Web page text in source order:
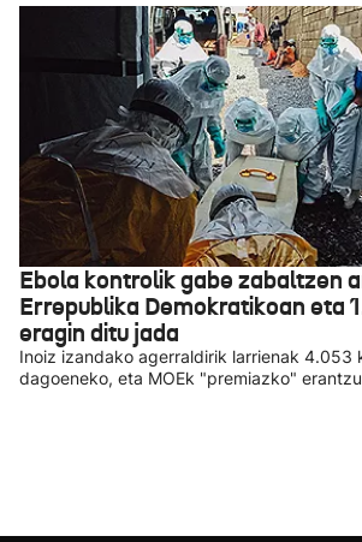
Ebola kontrolik gabe zabaltzen
Errepublika Demokratikoan eta
eragin ditu jada
Inoiz izandako agerraldirik larrienak 4.053
dagoeneko, eta MOEk "premiazko"